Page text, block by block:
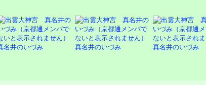
名井のいづみ 真名井のいづみ 真名井のいづみ